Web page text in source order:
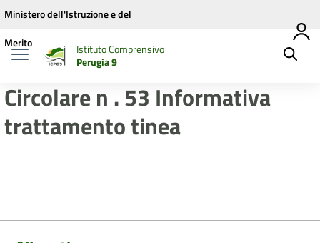
Vai ai contenuti
Vai al menu di navigazione
Vai al footer
Ministero dell'Istruzione e del
Merito
Istituto Comprensivo
Perugia 9
Circolare n . 53 Informativa
trattamento tinea